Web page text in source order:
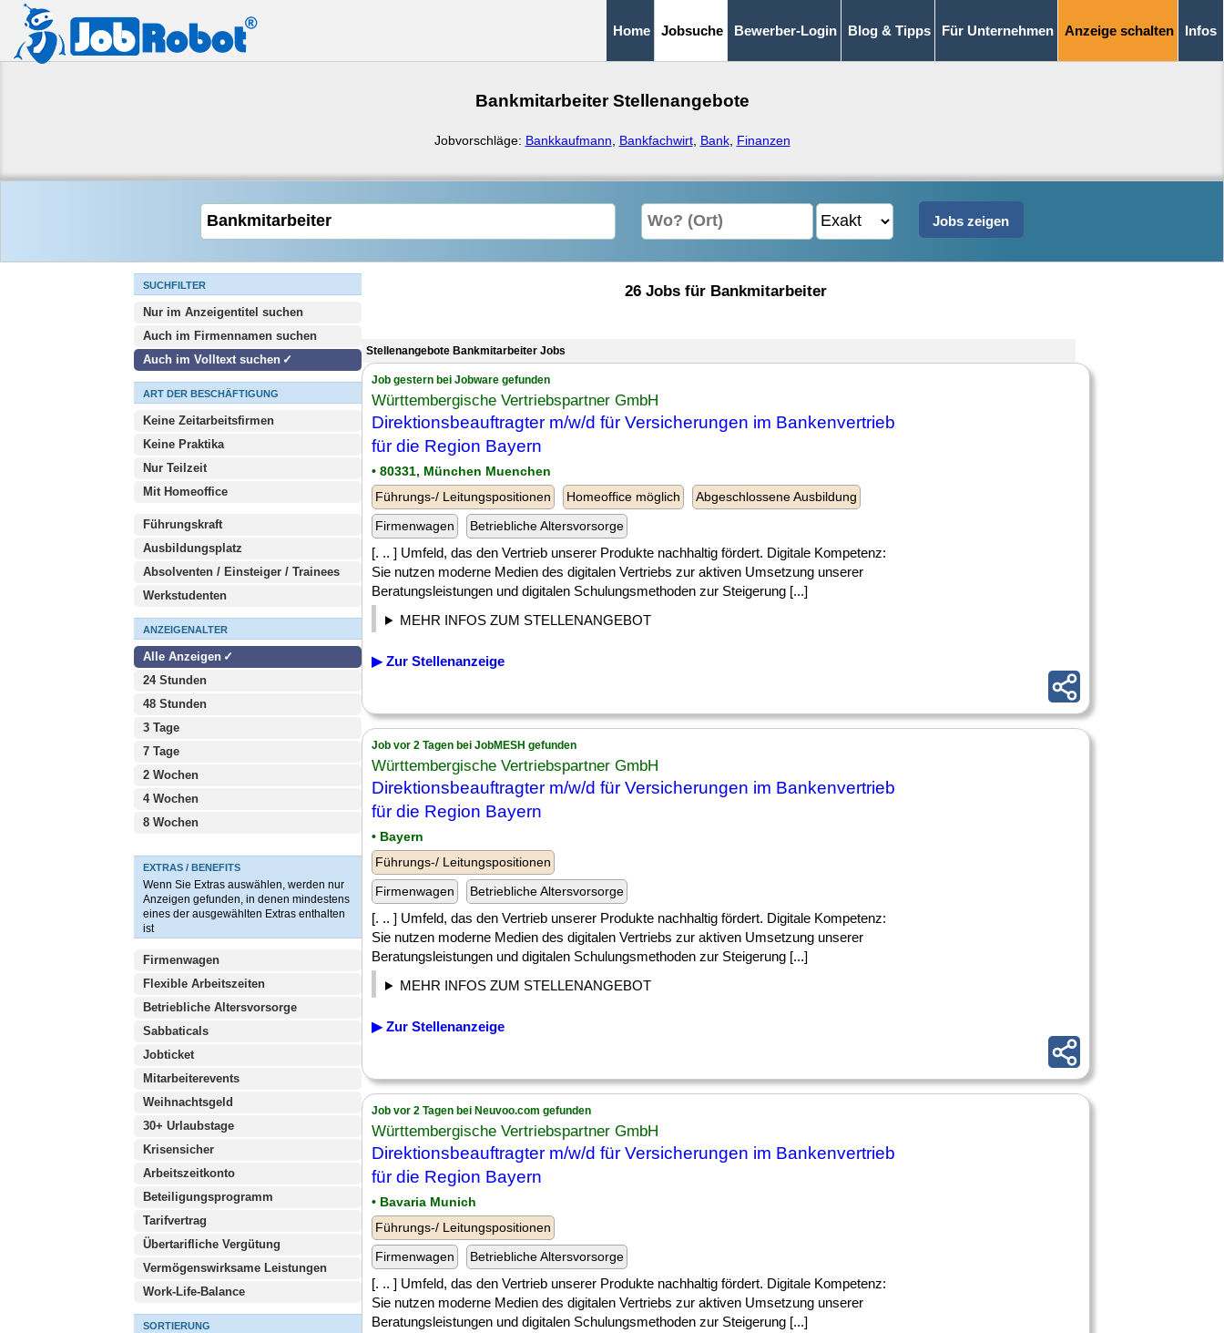
Home Jobsuche Bewerber-Login Blog & Tipps Für Unternehmen Anzeige schalten Infos
Bankmitarbeiter Stellenangebote
Jobvorschläge: Bankkaufmann Bankfachwirt, Bank, Finanzen
SUCHFILTER
Nur im Anzeigentitel suchen
Auch im Firmennamen suchen
Auch im Volltext suchen
ART DER BESCHÄFTIGUNG
Keine Zeitarbeitsfirmen
Keine Praktika
Nur Teilzeit
Mit Homeoffice
Führungskraft
Ausbildungsplatz
Absolventen / Einsteiger / Trainees
Werkstudenten
ANZEIGENALTER
Alle Anzeigen
24 Stunden
48 Stunden
3 Tage
7 Tage
2 Wochen
4 Wochen
8 Wochen
EXTRAS / BENEFITS
Wenn Sie Extras auswählen, werden nur
Anzeigen gefunden, in denen mindestens
eines der ausgewählten Extras enthalten
ist
Firmenwagen
Flexible Arbeitszeiten
Betriebliche Altersvorsorge
Sabbaticals
Jobticket
Mitarbeiterevents
Weihnachtsgeld
30+ Urlaubstage
Krisensicher
Arbeitszeitkonto
Beteiligungsprogramm
Tarifvertrag
Übertarifliche Vergütung
Vermögenswirksame Leistungen
Work-Life-Balance
SORTIERUNG
26 Jobs für Bankmitarbeiter
Stellenangebote Bankmitarbeiter Jobs
Job gestern bei Jobware gefunden
Württembergische Vertriebspartner GmbH
Direktionsbeauftragter m/w/d für Versicherungen im Bankenvertrieb
für die Region Bayern
• 80331, München Muenchen
Führungs-/ Leitungspositionen
Homeoffice möglich
Abgeschlossene Ausbildung
Firmenwagen
Betriebliche Altersvorsorge
[. .. ] Umfeld, das den Vertrieb unserer Produkte nachhaltig fördert. Digitale Kompetenz:
Sie nutzen moderne Medien des digitalen Vertriebs zur aktiven Umsetzung unserer
Beratungsleistungen und digitalen Schulungsmethoden zur Steigerung [...]
MEHR INFOS ZUM STELLENANGEBOT
▶ Zur Stellenanzeige
Job vor 2 Tagen bei JobMESH gefunden
Württembergische Vertriebspartner GmbH
Direktionsbeauftragter m/w/d für Versicherungen im Bankenvertrieb
für die Region Bayern
• Bayern
Führungs-/ Leitungspositionen
Firmenwagen
Betriebliche Altersvorsorge
[. .. ] Umfeld, das den Vertrieb unserer Produkte nachhaltig fördert. Digitale Kompetenz:
Sie nutzen moderne Medien des digitalen Vertriebs zur aktiven Umsetzung unserer
Beratungsleistungen und digitalen Schulungsmethoden zur Steigerung [...]
MEHR INFOS ZUM STELLENANGEBOT
▶ Zur Stellenanzeige
Job vor 2 Tagen bei Neuvoo.com gefunden
Württembergische Vertriebspartner GmbH
Direktionsbeauftragter m/w/d für Versicherungen im Bankenvertrieb
für die Region Bayern
• Bavaria Munich
Führungs-/ Leitungspositionen
Firmenwagen
Betriebliche Altersvorsorge
[. .. ] Umfeld, das den Vertrieb unserer Produkte nachhaltig fördert. Digitale Kompetenz:
Sie nutzen moderne Medien des digitalen Vertriebs zur aktiven Umsetzung unserer
Beratungsleistungen und digitalen Schulungsmethoden zur Steigerung [...]